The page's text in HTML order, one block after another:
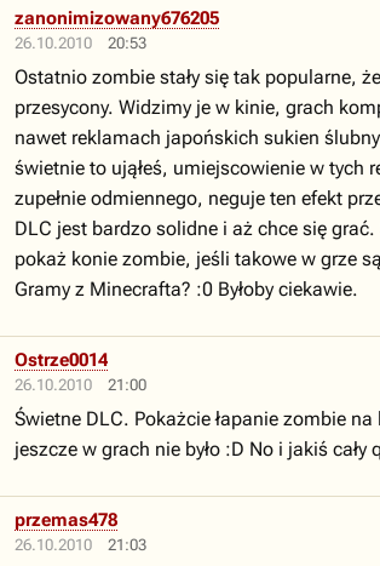
26.10.2010 20:53
zanonimizowany676205
Ostatnio zombie stały się tak popularne,
przesycony. Widzimy je w kinie, grach
nawet reklamach japońskich sukien
świetnie to ująłeś, umiejscowienie w tych
zupełnie odmiennego, neguje ten efekt
DLC jest bardzo solidne i aż chce się grać.
pokaż konie zombie, jeśli takowe w grze
Gramy z Minecrafta? :0 Byłoby ciekawie.
26.10.2010 21:00
Ostrze0014
Świetne DLC. Pokażcie łapanie zombie
jeszcze w grach nie było :D No i jakiś cały
26.10.2010 21:03
przemas478